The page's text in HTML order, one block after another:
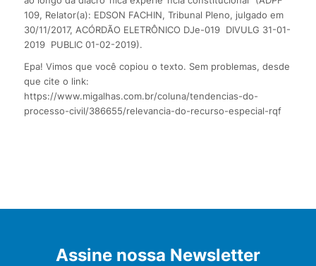
109, Relator(a): EDSON FACHIN, Tribunal Pleno, julgado em
30/11/2017, ACÓRDÃO ELETRÔNICO DJe-019 DIVULG 31-01-
2019 PUBLIC 01-02-2019).
Epa! Vimos que você copiou o texto. Sem problemas, desde
que cite o link:
https://www.migalhas.com.br/coluna/tendencias-do-
processo-civil/386655/relevancia-do-recurso-especial-rqf
Assine nossa Newsletter